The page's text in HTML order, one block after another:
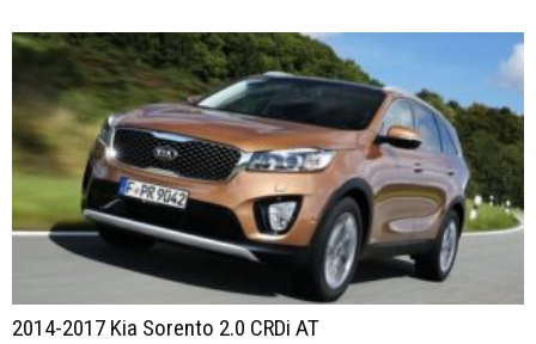
2014-2017 Kia Sorento 2.0 CRDi AT